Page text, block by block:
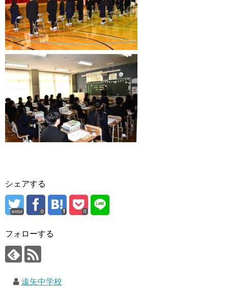
シェアする
error 0 0
フォローする
遠矢中学校